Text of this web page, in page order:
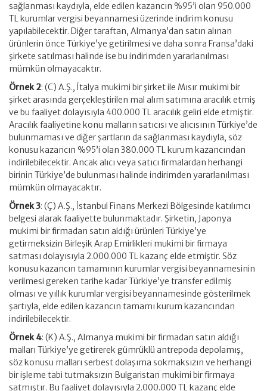
sağlanması kaydıyla, elde edilen kazancın %95’i olan 950.000
TL kurumlar vergisi beyannamesi üzerinde indirim konusu
yapılabilecektir. Diğer taraftan, Almanya’dan satın alınan
ürünlerin önce Türkiye’ye getirilmesi ve daha sonra Fransa’daki
şirkete satılması halinde ise bu indirimden yararlanılması
mümkün olmayacaktır.
Örnek 2: (C) A.Ş., İtalya mukimi bir şirket ile Mısır mukimi bir
şirket arasında gerçekleştirilen mal alım satımına aracılık etmiş
ve bu faaliyet dolayısıyla 400.000 TL aracılık geliri elde etmiştir.
Aracılık faaliyetine konu malların satıcısı ve alıcısının Türkiye’de
bulunmaması ve diğer şartların da sağlanması kaydıyla, söz
konusu kazancın %95’i olan 380.000 TL kurum kazancından
indirilebilecektir. Ancak alıcı veya satıcı firmalardan herhangi
birinin Türkiye’de bulunması halinde indirimden yararlanılması
mümkün olmayacaktır.
Örnek 3: (Ç) A.Ş., İstanbul Finans Merkezi Bölgesinde katılımcı
belgesi alarak faaliyette bulunmaktadır. Şirketin, Japonya
mukimi bir firmadan satın aldığı ürünleri Türkiye’ye
getirmeksizin Birleşik Arap Emirlikleri mukimi bir firmaya
satması dolayısıyla 2.000.000 TL kazanç elde etmiştir. Söz
konusu kazancın tamamının kurumlar vergisi beyannamesinin
verilmesi gereken tarihe kadar Türkiye’ye transfer edilmiş
olması ve yıllık kurumlar vergisi beyannamesinde gösterilmek
şartıyla, elde edilen kazancın tamamı kurum kazancından
indirilebilecektir.
Örnek 4: (K) A.Ş., Almanya mukimi bir firmadan satın aldığı
malları Türkiye’ye getirerek gümrüklü antrepoda depolamış,
söz konusu malları serbest dolaşıma sokmaksızın ve herhangi
bir işleme tabi tutmaksızın Bulgaristan mukimi bir firmaya
satmıştır. Bu faaliyet dolayısıyla 2.000.000 TL kazanç elde